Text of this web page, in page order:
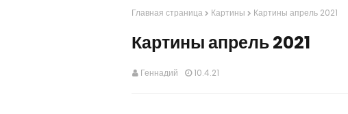
Главная страница Картины Картины апрель 2021
Картины апрель 2021
Геннадий 10.4.21